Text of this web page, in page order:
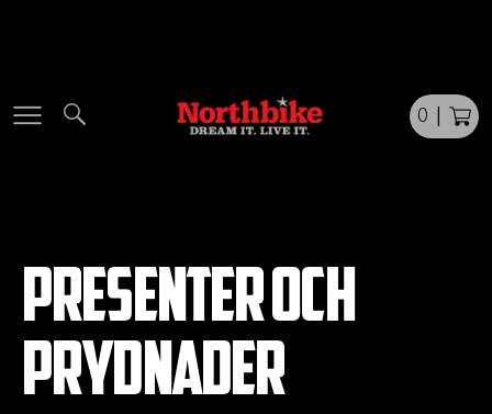
0
PRESENTER OCH
PRYDNADER